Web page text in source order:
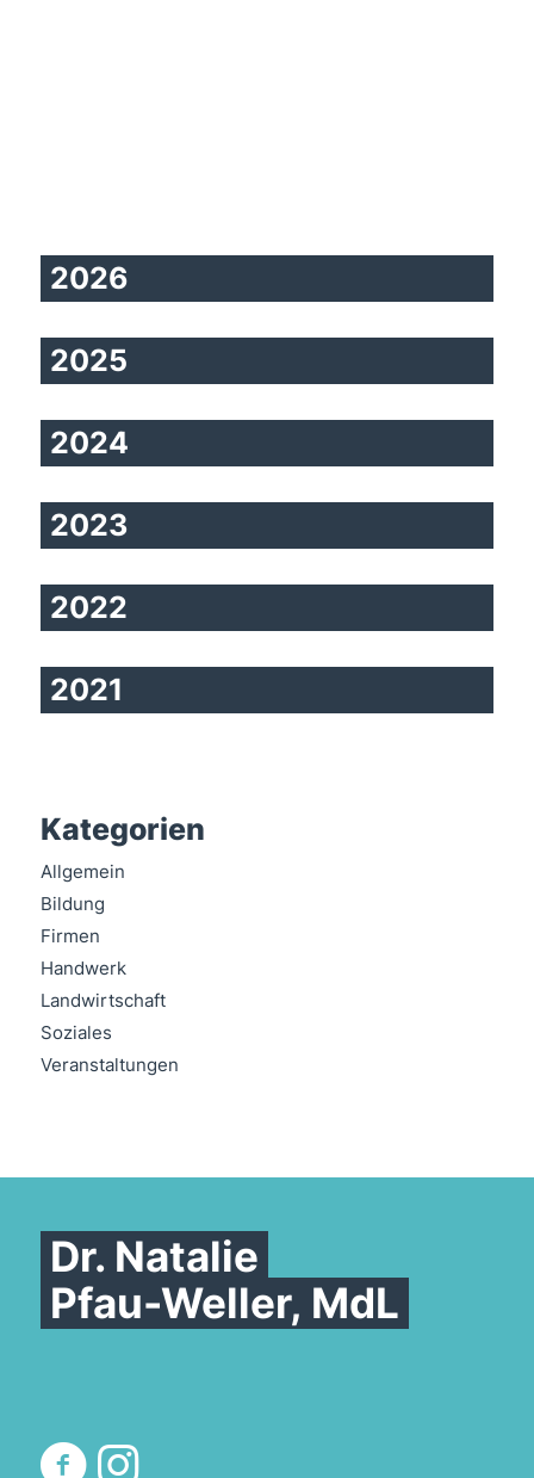
2026
2025
2024
2023
2022
2021
Kategorien
Allgemein
Bildung
Firmen
Handwerk
Landwirtschaft
Soziales
Veranstaltungen
Dr. Natalie
Pfau-Weller, MdL